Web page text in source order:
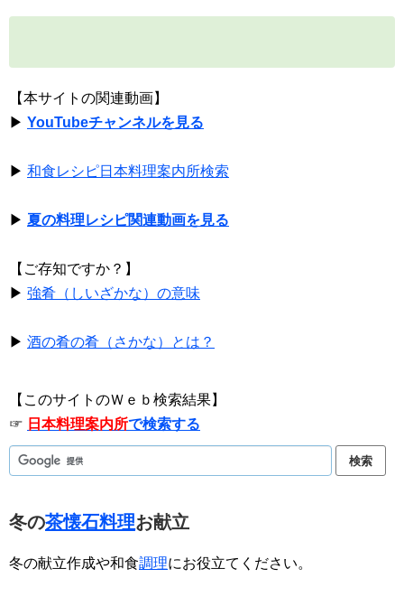
【本サイトの関連動画】
▶ YouTubeチャンネルを見る
▶ 和食レシピ日本料理案内所検索
▶ 夏の料理レシピ関連動画を見る
【ご存知ですか？】
▶ 強肴（しいざかな）の意味
▶ 酒の肴の肴（さかな）とは？
【このサイトのＷｅｂ検索結果】
☞ 日本料理案内所で検索する
冬の茶懐石料理お献立
冬の献立作成や和食調理にお役立てください。